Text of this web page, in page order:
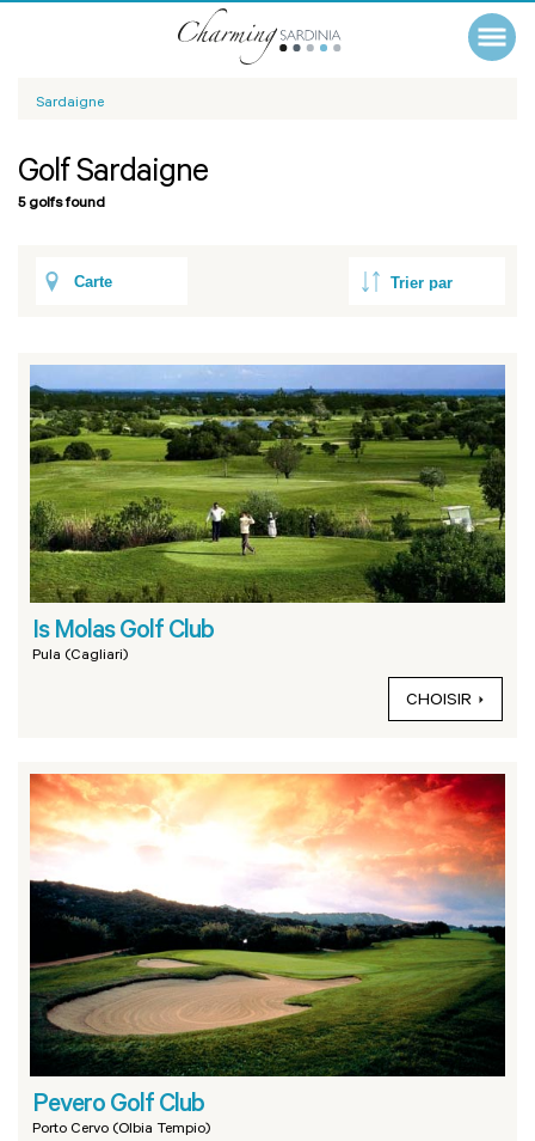
Sardaigne
Golf Sardaigne
5 golfs found
Carte
Is Molas Golf Club
Pula (Cagliari)
CHOISIR
Pevero Golf Club
Porto Cervo (Olbia Tempio)